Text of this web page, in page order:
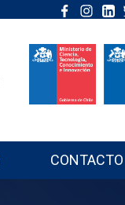
CONTACTO